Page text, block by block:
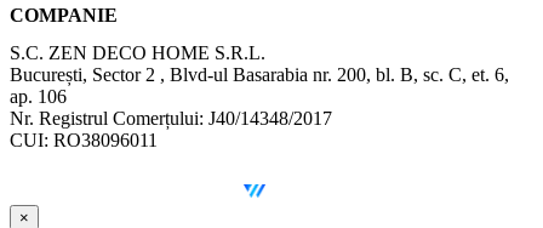
COMPANIE
S.C. ZEN DECO HOME S.R.L.
București, Sector 2 , Blvd-ul Basarabia nr. 200, bl. B, sc. C, et. 6,
ap. 106
Nr. Registrul Comerțului: J40/14348/2017
CUI: RO38096011
WebSketch Agency
×